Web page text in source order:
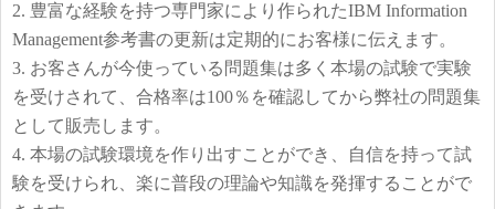
2. 豊富な経験を持つ専門家により作られたIBM Information
Management参考書の更新は定期的にお客様に伝えます。
3. お客さんが今使っている問題集は多く本場の試験で実験
を受けされて、合格率は100％を確認してから弊社の問題集
として販売します。
4. 本場の試験環境を作り出すことができ、自信を持って試
験を受けられ、楽に普段の理論や知識を発揮することがで